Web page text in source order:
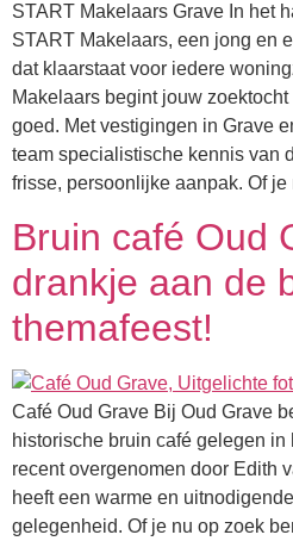
START Makelaars Grave In het
START Makelaars, een jong en
dat klaarstaat voor iedere
Makelaars begint jouw
goed. Met vestigingen in Grave
team specialistische kennis van
frisse, persoonlijke aanpak. Of
Bruin café Oud
drankje aan de
themafeest!
Café Oud Grave Bij Oud Grave
historische bruin café gelegen in
recent overgenomen door Edith
heeft een warme en
gelegenheid. Of je nu op zoek